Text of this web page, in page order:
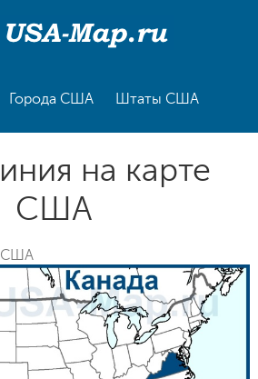
Города США Штаты США
на карте
США
США